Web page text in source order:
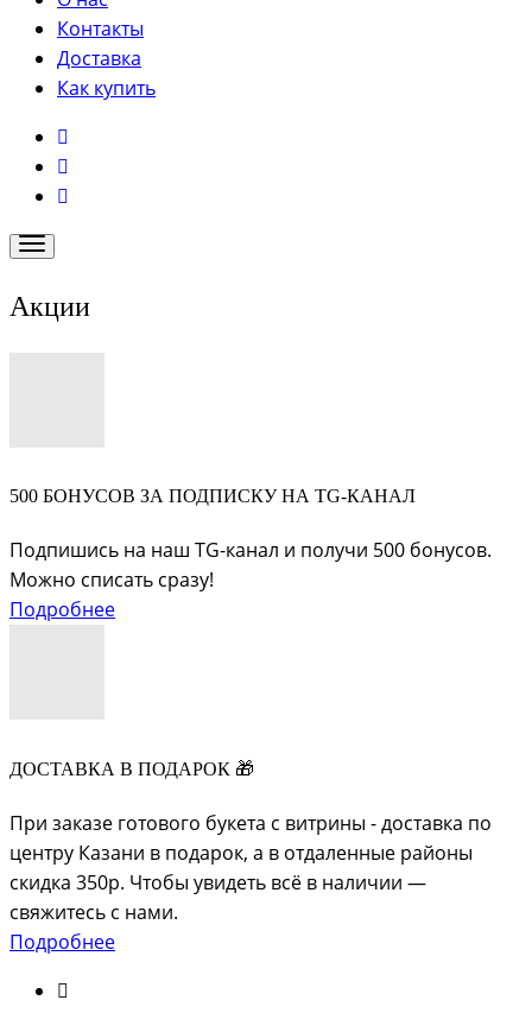
Контакты
Доставка
Как купить
Акции
500 БОНУСОВ ЗА ПОДПИСКУ НА TG-КАНАЛ
Подпишись на наш TG-канал и получи 500 бонусов.
Можно списать сразу!
Подробнее
ДОСТАВКА В ПОДАРОК 🎁
При заказе готового букета с витрины - доставка по
центру Казани в подарок, а в отдаленные районы
скидка 350р. Чтобы увидеть всё в наличии —
свяжитесь с нами.
Подробнее